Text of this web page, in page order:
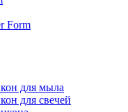
Form
для мыла
для свечей